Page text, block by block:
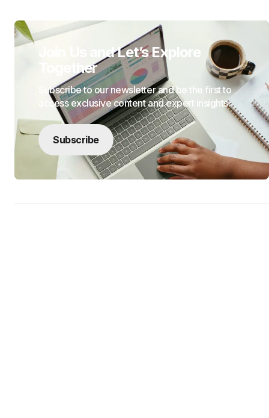
Join Us and Let’s Explore
Together
Subscribe to our newsletter and be the first to
access exclusive content and expert insights.
Subscribe